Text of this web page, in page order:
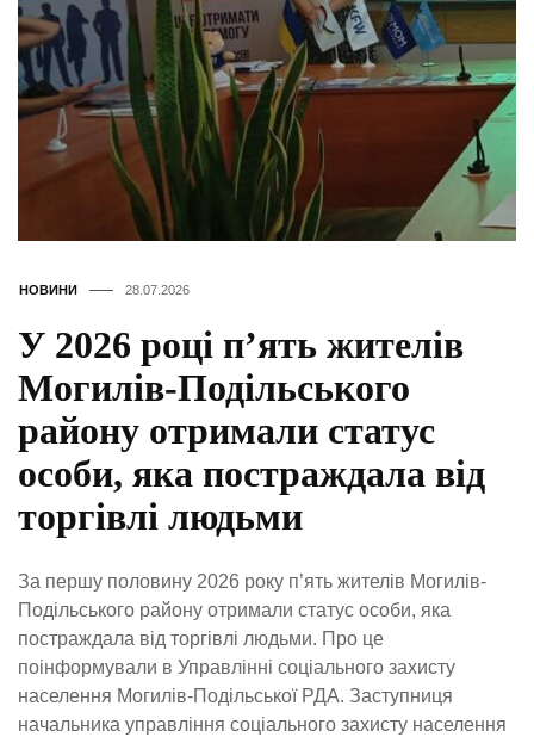
НОВИНИ 28.07.2026
У 2026 році п’ять жителів
Могилів-Подільського
району отримали статус
особи, яка постраждала від
торгівлі людьми
За першу половину 2026 року п’ять жителів Могилів-
Подільського району отримали статус особи, яка
постраждала від торгівлі людьми. Про це
поінформували в Управлінні соціального захисту
населення Могилів-Подільської РДА. Заступниця
начальника управління соціального захисту населення